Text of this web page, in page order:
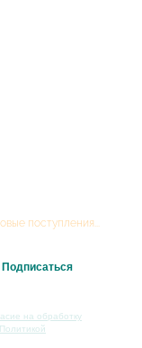
поступления...
на обработку
Политикой